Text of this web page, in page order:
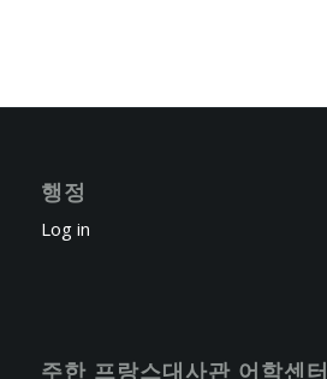
행정
Log in
주한 프랑스대사관 어학센터